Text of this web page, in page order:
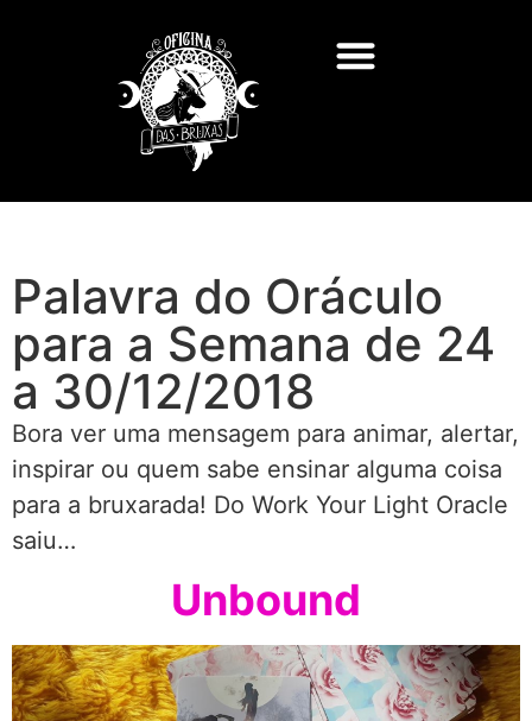
Palavra do Oráculo
para a Semana de 24
a 30/12/2018
Bora ver uma mensagem para animar, alertar,
inspirar ou quem sabe ensinar alguma coisa
para a bruxarada! Do Work Your Light Oracle
saiu…
Unbound